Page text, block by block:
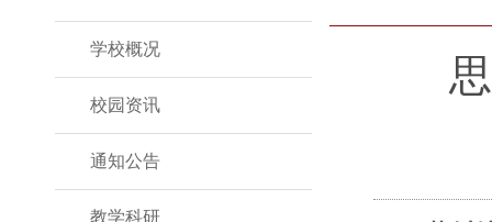
学校概况
校园资讯
通知公告
教学科研